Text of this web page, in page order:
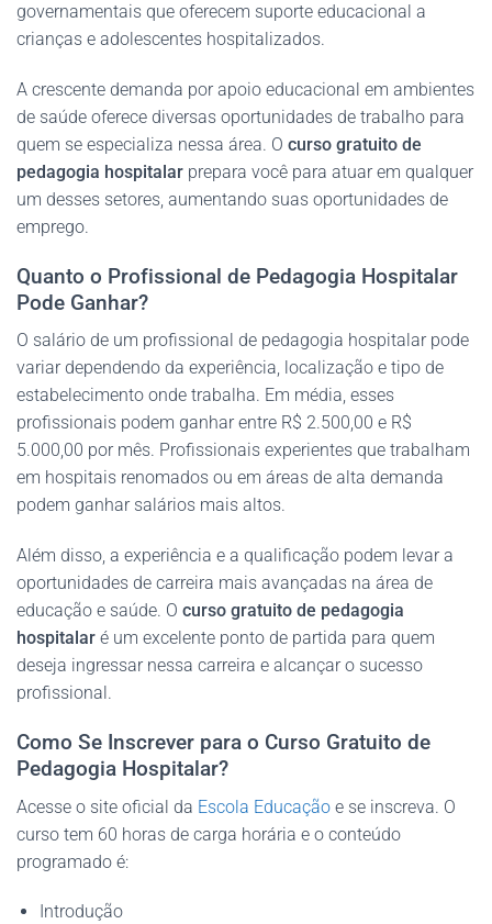
governamentais que oferecem suporte educacional a
crianças e adolescentes hospitalizados.
A crescente demanda por apoio educacional em ambientes
de saúde oferece diversas oportunidades de trabalho para
quem se especializa nessa área. O curso gratuito de
pedagogia hospitalar prepara você para atuar em qualquer
um desses setores, aumentando suas oportunidades de
emprego.
Quanto o Profissional de Pedagogia Hospitalar
Pode Ganhar?
O salário de um profissional de pedagogia hospitalar pode
variar dependendo da experiência, localização e tipo de
estabelecimento onde trabalha. Em média, esses
profissionais podem ganhar entre R$ 2.500,00 e R$
5.000,00 por mês. Profissionais experientes que trabalham
em hospitais renomados ou em áreas de alta demanda
podem ganhar salários mais altos.
Além disso, a experiência e a qualificação podem levar a
oportunidades de carreira mais avançadas na área de
educação e saúde. O curso gratuito de pedagogia
hospitalar é um excelente ponto de partida para quem
deseja ingressar nessa carreira e alcançar o sucesso
profissional.
Como Se Inscrever para o Curso Gratuito de
Pedagogia Hospitalar?
Acesse o site oficial da Escola Educação e se inscreva. O
curso tem 60 horas de carga horária e o conteúdo
programado é:
Introdução